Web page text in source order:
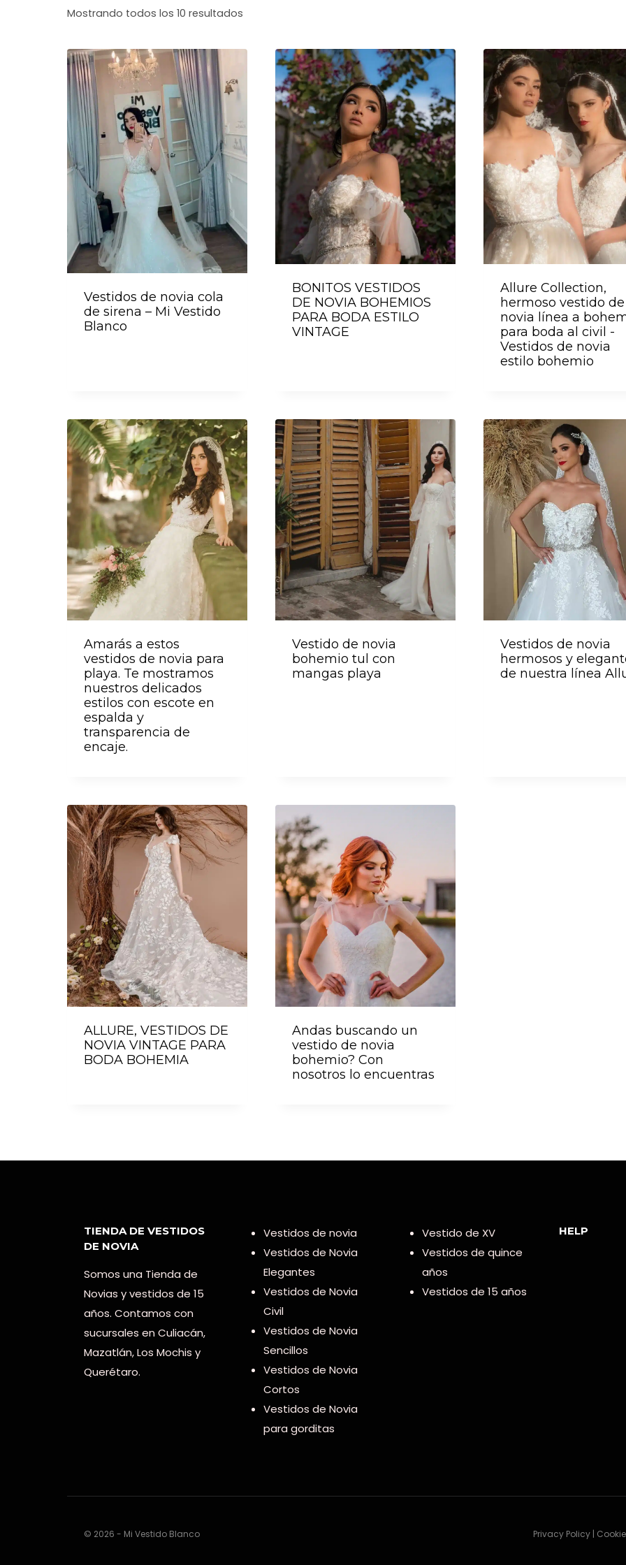
Mostrando todos los 10 resultados
latest
Vestidos de novia cola
de sirena – Mi Vestido
Blanco
BONITOS VESTIDOS
DE NOVIA BOHEMIOS
PARA BODA ESTILO
VINTAGE
Allure Collection,
hermoso vestido de
novia línea a
para boda al civil -
Vestidos de novia
estilo bohemio
Amarás a estos
vestidos de novia para
playa. Te mostramos
nuestros delicados
estilos con escote en
espalda y
transparencia de
encaje.
Vestido de novia
bohemio tul con
mangas playa
Vestidos de novia
hermosos y
de nuestra línea
ALLURE, VESTIDOS DE
NOVIA VINTAGE PARA
BODA BOHEMIA
Andas buscando un
vestido de novia
bohemio? Con
nosotros lo encuentras
TIENDA DE VESTIDOS
DE NOVIA
Somos una Tienda de
Novias y vestidos de 15
años. Contamos con
sucursales en Culiacán,
Mazatlán, Los Mochis y
Querétaro.
Vestidos de novia
Vestidos de Novia
Elegantes
Vestidos de Novia
Civil
Vestidos de Novia
Sencillos
Vestidos de Novia
Cortos
Vestidos de Novia
para gorditas
Vestido de XV
Vestidos de quince
años
Vestidos de 15 años
HELP
© 2026 - Mi Vestido Blanco Privacy Policy |